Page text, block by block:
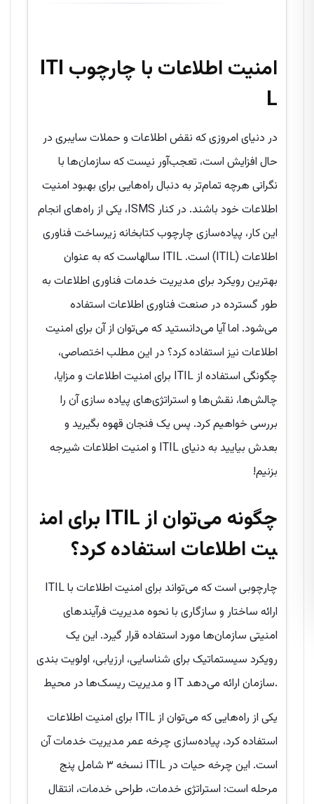
امنیت اطلاعات با چارچوب ITI
L
در دنیای امروزی که نقض اطلاعات و حملات سایبری در
حال افزایش است، تعجب‌آور نیست که سازمان‌ها با
نگرانی هرچه تمام‌تر به دنبال راه‌هایی برای بهبود امنیت
اطلاعات خود باشند. در کنار ISMS، یکی از راه‌های انجام
این کار، پیاده‌سازی چارچوب کتابخانه زیرساخت فناوری
اطلاعات (ITIL) است. ITIL سالهاست که به عنوان
بهترین رویکرد برای مدیریت خدمات فناوری اطلاعات به
طور گسترده در صنعت فناوری اطلاعات استفاده
می‌شود. اما آیا می‌دانستید که می‌توان از آن برای امنیت
اطلاعات نیز استفاده کرد؟ در این مطلب اختصاصی،
چگونگی استفاده از ITIL برای امنیت اطلاعات و مزایا،
چالش‌ها، نقش‌ها و استراتژی‌های پیاده سازی آن را
بررسی خواهیم کرد. پس یک فنجان قهوه بگیرید و
بعدش بیایید به دنیای ITIL و امنیت اطلاعات شیرجه
بزنیم!
چگونه می‌توان ازITIL برای امن
یت اطلاعات استفاده کرد؟
ITIL چارچوبی است که می‌تواند برای امنیت اطلاعات با
ارائه ساختار و سازگاری با نحوه مدیریت فرآیندهای
امنیتی سازمان‌ها مورد استفاده قرار گیرد. این یک
رویکرد سیستماتیک برای شناسایی، ارزیابی، اولویت بندی
و مدیریت ریسک‌ها در محیط IT سازمان ارائه می‌دهد.
یکی از راه‌هایی که می‌توان از ITIL برای امنیت اطلاعات
استفاده کرد، پیاده‌سازی چرخه عمر مدیریت خدمات آن
است. این چرخه حیات در ITIL نسخه ۳ شامل پنج
مرحله است: استراتژی خدمات، طراحی خدمات، انتقال